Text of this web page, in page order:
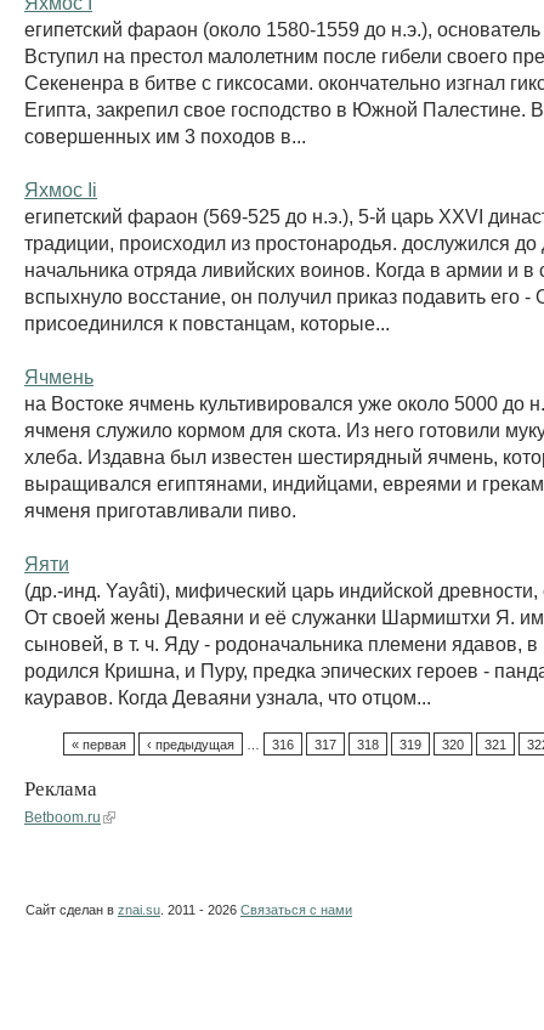
египетский фараон (около 1580-1559 до н.э.),
Вступил на престол малолетним после гибели своего
Секененра в битве с гиксосами. окончательно изгнал
Египта, закрепил свое господство в Южной Палестине. В
совершенных им 3 походов в...
Яхмос Ii
египетский фараон (569-525 до н.э.), 5-й царь XXVI
традиции, происходил из простонародья. дослужился до
начальника отряда ливийских воинов. Когда в армии и в
вспыхнуло восстание, он получил приказ подавить его -
присоединился к повстанцам, которые...
Ячмень
на Востоке ячмень культивировался уже около 5000 до
ячменя служило кормом для скота. Из него готовили
хлеба. Издавна был известен шестирядный ячмень,
выращивался египтянами, индийцами, евреями и
ячменя приготавливали пиво.
Яяти
(др.-инд. Yayâti), мифический царь индийской
От своей жены Деваяни и её служанки Шармиштхи Я.
сыновей, в т. ч. Яду - родоначальника племени ядавов, в
родился Кришна, и Пуру, предка эпических героев -
кауравов. Когда Деваяни узнала, что отцом...
« первая ‹ предыдущая 316 317 318 319 320 321
Реклама
Betboom.ru
Сайт сделан в znai.su . 2011 - 2026 Связаться с нами